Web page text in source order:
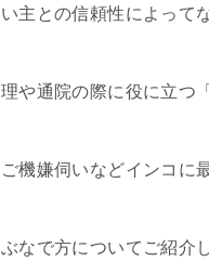
主との信頼性によって
や通院の際に役に立つ
機嫌伺いなどインコに
なで方についてご紹介